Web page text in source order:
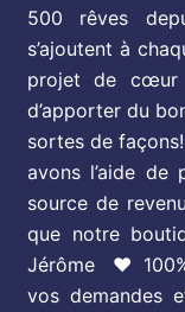
500 rêves
s’ajoutent à
projet de cœur
d’apporter du
sortes de façons
avons l’aide de
source de
que notre
Jérôme ❤️
vos demandes